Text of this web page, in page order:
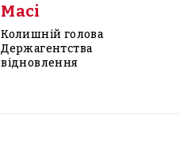
Масі
Колишній голова
Держагентства
відновлення